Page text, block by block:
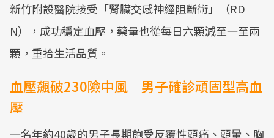
新竹附設醫院接受「腎臟交感神經阻斷術」（RD
N），成功穩定血壓，藥量也從每日六顆減至一至兩
顆，重拾生活品質。
血壓飆破230險中風 男子確診頑固型高血
壓
一名年約40歲的男子長期飽受反覆性頭痛、頭暈、胸